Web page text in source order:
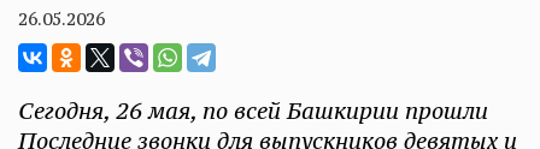
26.05.2026
Сегодня, 26 мая, по всей Башкирии прошли
Последние звонки для выпускников девятых и